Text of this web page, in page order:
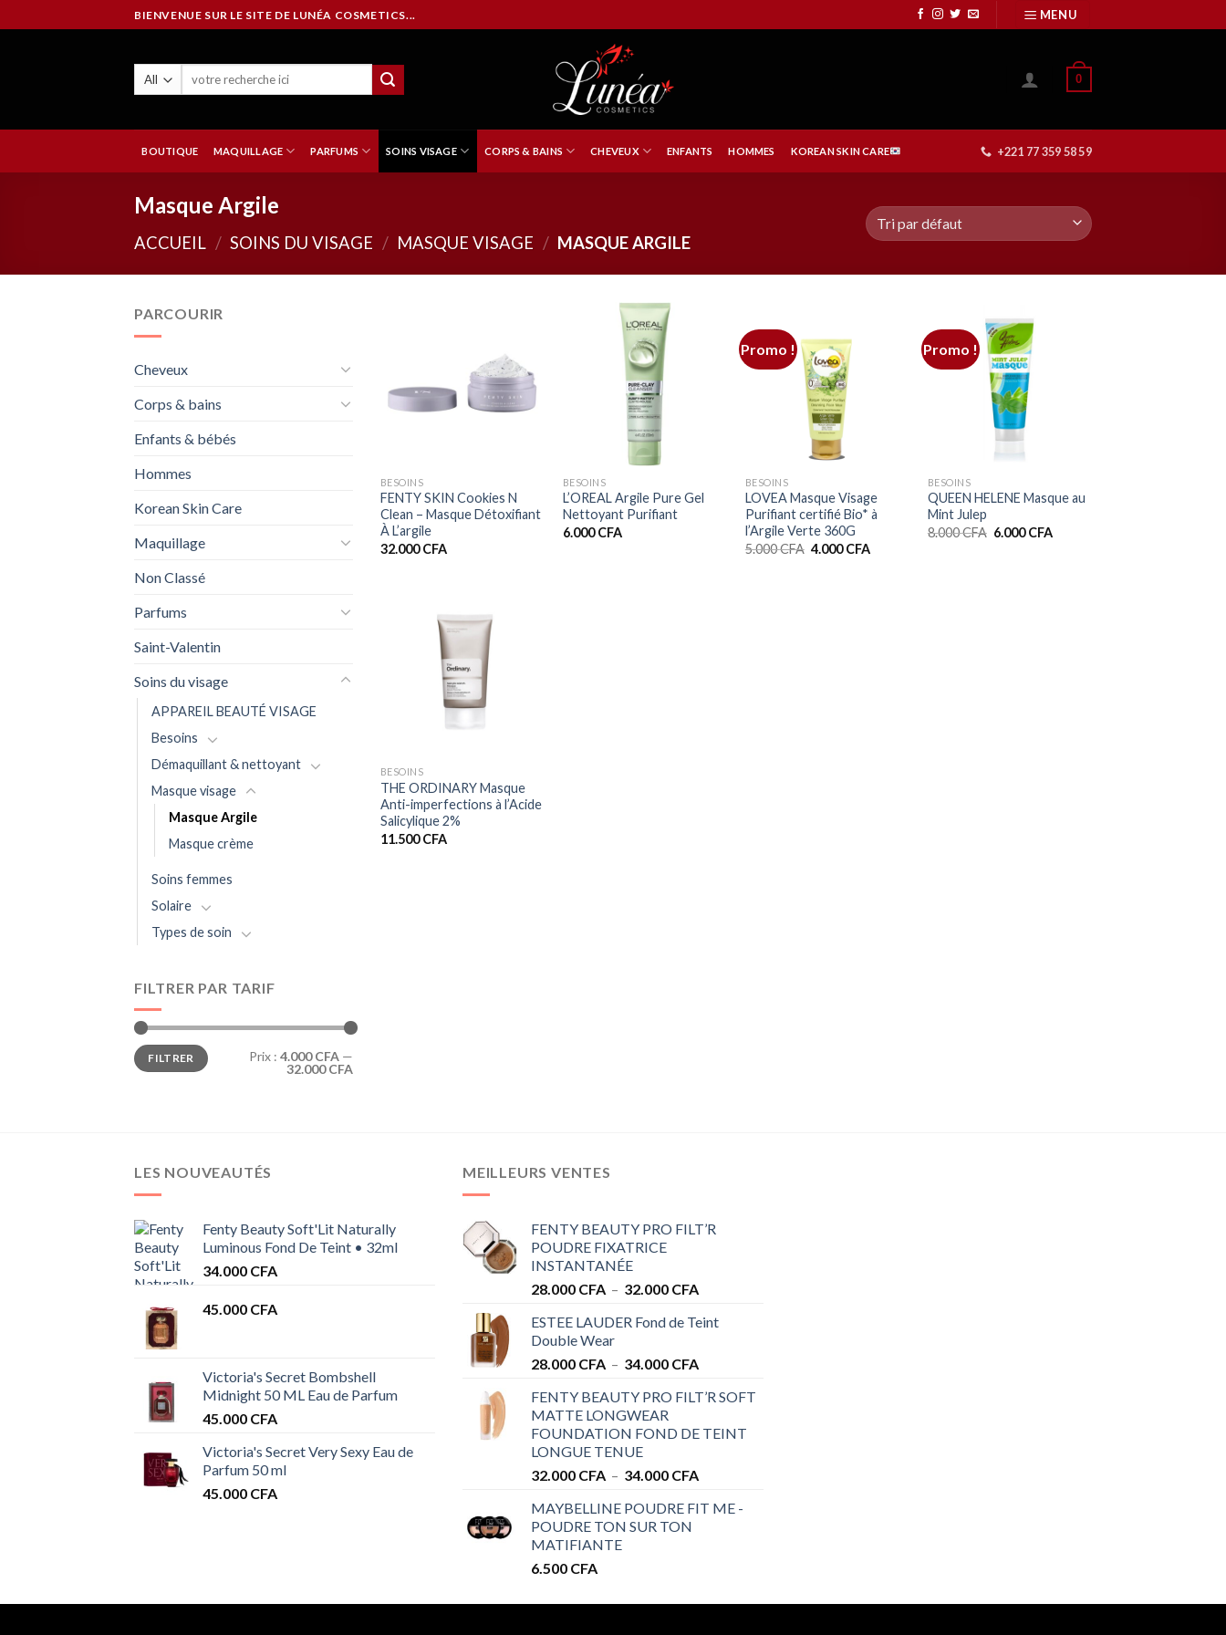
to
BIENVENUE SUR LE SITE DE LUNÉA COSMETICS... MENU
0
BOUTIQUE MAQUILLAGE PARFUMS SOINS VISAGE CORPS & BAINS CHEVEUX ENFANTS HOMMES KOREAN SKIN CARE +221 77 359 58 59
Masque Argile
ACCUEIL / SOINS DU VISAGE / MASQUE VISAGE / MASQUE ARGILE
PARCOURIR
Cheveux
Corps & bains
Enfants & bébés
Hommes
Korean Skin Care
Maquillage
Non Classé
Parfums
Saint-Valentin
Soins du visage
APPAREIL BEAUTÉ VISAGE
Besoins
Démaquillant & nettoyant
Masque visage
Masque Argile
Masque crème
Soins femmes
Solaire
Types de soin
FILTRER PAR TARIF
Prix
min
Prix
maxFILTRER Prix : 4.000 CFA —
32.000 CFA
BESOINS
FENTY SKIN Cookies N
Clean – Masque Détoxifiant
À L’argile
32.000CFA
BESOINS
L’OREAL Argile Pure Gel
Nettoyant Purifiant
6.000CFA
Promo !
BESOINS
LOVEA Masque Visage
Purifiant certifié Bio* à
l’Argile Verte 360G
5.000CFA Le
4.000CFALe
Promo !
BESOINS
QUEEN HELENE Masque au
Mint Julep
8.000CFA Le
6.000CFALe
BESOINS
THE ORDINARY Masque
Anti-imperfections à l’Acide
Salicylique 2%
11.500CFA
LES NOUVEAUTÉS
Fenty Beauty Soft'Lit Naturally
Luminous Fond De Teint • 32ml
34.000 CFA
45.000 CFA
Victoria's Secret Bombshell
Midnight 50 ML Eau de Parfum
45.000 CFA
Victoria's Secret Very Sexy Eau de
Parfum 50 ml
45.000 CFA
MEILLEURS VENTES
FENTY BEAUTY PRO FILT’R
POUDRE FIXATRICE
INSTANTANÉE
28.000 CFA – 32.000 CFAPlage
prix :
à
ESTEE LAUDER Fond de Teint
Double Wear
28.000 CFA – 34.000 CFAPlage
prix :
à
FENTY BEAUTY PRO FILT’R SOFT
MATTE LONGWEAR
FOUNDATION FOND DE TEINT
LONGUE TENUE
32.000 CFA – 34.000 CFAPlage
prix :
MAYBELLINE POUDRE FIT ME -
POUDRE TON SUR TON
MATIFIANTE
6.500 CFA